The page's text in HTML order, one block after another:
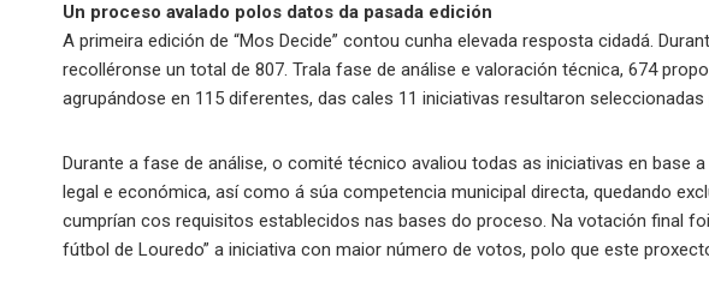
Un proceso avalado polos datos da pasada edición
A primeira edición de “Mos Decide” contou cunha elevada resposta cidadá.
recolléronse un total de 807. Trala fase de análise e valoración técnica, 674
agrupándose en 115 diferentes, das cales 11 iniciativas resultaron
Durante a fase de análise, o comité técnico avaliou todas as iniciativas en base
legal e económica, así como á súa competencia municipal directa, quedando
cumprían cos requisitos establecidos nas bases do proceso. Na votación final
fútbol de Louredo” a iniciativa con maior número de votos, polo que este